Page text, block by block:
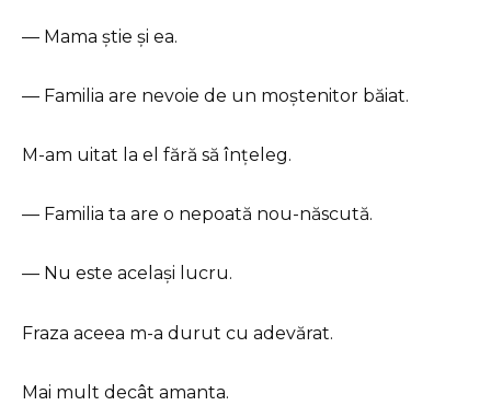
— Mama știe și ea.
— Familia are nevoie de un moștenitor băiat.
M-am uitat la el fără să înțeleg.
— Familia ta are o nepoată nou-născută.
— Nu este același lucru.
Fraza aceea m-a durut cu adevărat.
Mai mult decât amanta.